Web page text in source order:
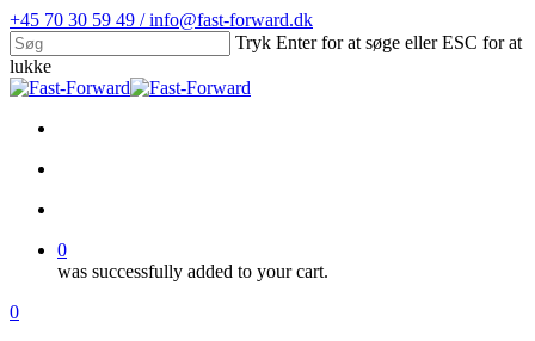
Skip
to
main
content
+45 70 30 59 49 / info@fast-forward.dk
Tryk Enter for at søge eller ESC for at
lukke
Close
0
was successfully added to your cart.
Menu
search
account
0